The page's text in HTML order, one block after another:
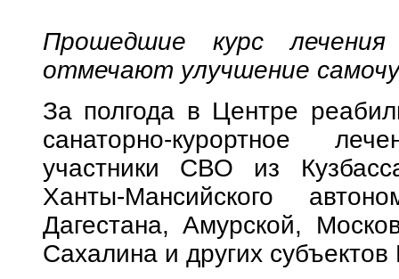
Прошедшие курс
отмечают улучшение
За полгода в Центре
санаторно-курортное
участники СВО из
Ханты-Мансийского
Дагестана, Амурской,
Сахалина и других